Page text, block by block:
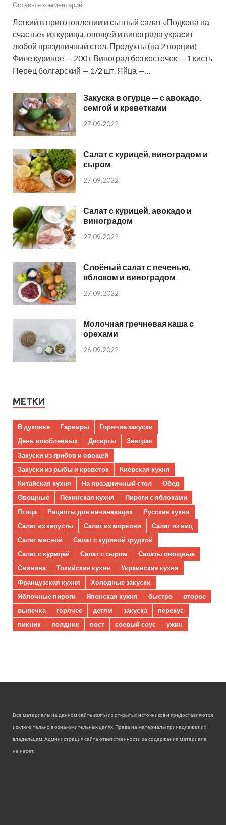
Оставьте комментарий
Легкий в приготовлении и сытный салат «Подкова на
счастье» из курицы, овощей и винограда украсит
любой праздничный стол. Продукты (на 2 порции)
Филе куриное — 200 г Виноград без косточек — 1 кисть
Перец болгарский — 1/2 шт. Яйца —…
Закуска в огурце — с авокадо,
семгой и креветками
27.09.2022
Салат с курицей, виноградом и
сыром
27.09.2022
Салат с курицей, авокадо и
виноградом
27.09.2022
Слоёный салат с печенью,
яблоком и виноградом
27.09.2022
Молочная гречневая каша с
орехами
26.09.2022
МЕТКИ
В духовке Гарниры
Горячие закуски
День влюбленных
Десерты
Завтрак
Закуски из грибов и овощей
Закуски из рыбы и креветок
Киевская кухня
Китайская кухня
На праздничный стол
Обед
Овощные
Пекинская кухня
Пироги с яблоками
Птица
Рецепты для начинающих
Русская кухня
Салат из капусты
Салат из моркови
Салат из яиц
Салат мясной
Салат с куриной грудкой
Салат с курицей
Салат с сыром
Салаты овощные
Свинина
Токийская кухня
Украинская кухня
Французская кухня
Холодные закуски
Яблочные пироги
Японская кухня быстро
второе
выпечка
горячее детям закуска
перекус
пикник
полдник пост соевый соус ужин
Все материалы на данном сайте взяты из открытых источников и предоставляются
исключительно в ознакомительных целях. Права на материалы принадлежат их
владельцам. Администрация сайта ответственности за содержание материала
не несет.